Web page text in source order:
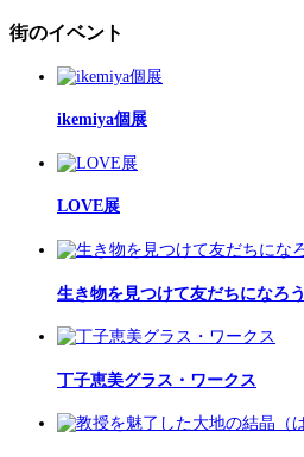
街のイベント
ikemiya個展
LOVE展
生き物を見つけて友だちになろう
丁子恵美グラス・ワークス